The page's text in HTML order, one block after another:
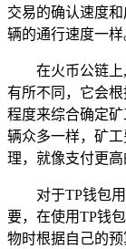
交易的确认速度
辆的通行速度一样
在火币公链
有所不同，它会
程度来综合确定矿
辆众多一样，矿
理，就像支付更高
对于TP钱包
要，在使用TP钱
物时根据自己的